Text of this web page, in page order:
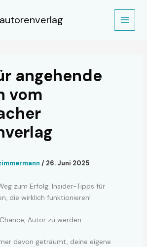
MAIN
angehende
vom
/ 26. Juni 2025
zum Erfolg: Insider-Tipps für
die wirklich funktionieren!
Autor zu werden
davon geträumt, deine eigene